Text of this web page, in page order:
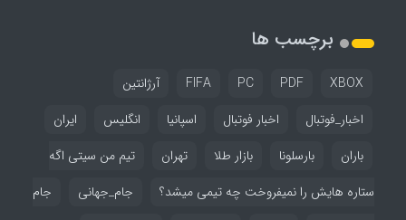
برچسب ها
FIFA PC PDF XBOX
آرژانتین
اخبار_فوتبال
اخبار فوتبال اسپانیا انگلیس
ایران
باران
بارسلونا بازار طلا تهران
تیم من سیتی اگه
ستاره هایش را نمیفروخت چه تیمی میشد؟
جام_جهانی
جام